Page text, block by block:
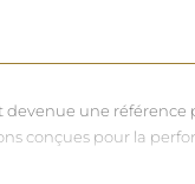
une référence
conçues pour la